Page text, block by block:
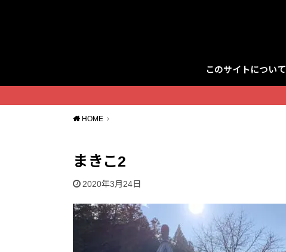
このサイトについて
HOME
まきこ2
2020年3月24日